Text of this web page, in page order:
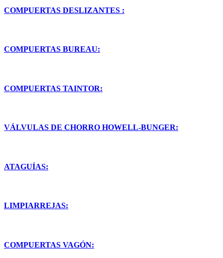
COMPUERTAS DESLIZANTES :
COMPUERTAS BUREAU:
COMPUERTAS TAINTOR:
VÁLVULAS DE CHORRO HOWELL-BUNGER:
ATAGUÍAS:
LIMPIARREJAS:
COMPUERTAS VAGÓN: